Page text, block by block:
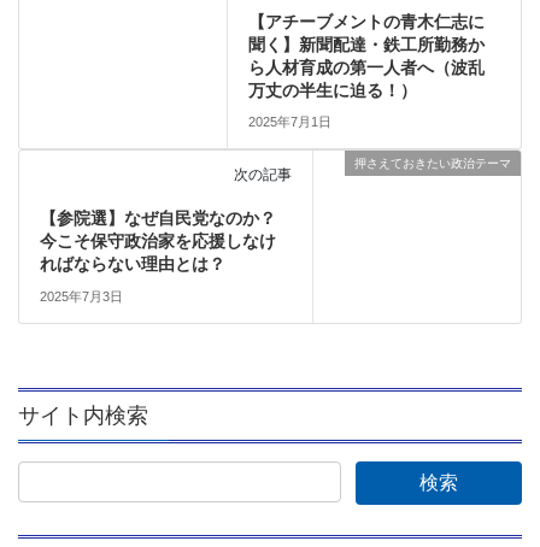
【アチーブメントの青木仁志に
聞く】新聞配達・鉄工所勤務か
ら人材育成の第一人者へ（波乱
万丈の半生に迫る！）
2025年7月1日
押さえておきたい政治テーマ
次の記事
【参院選】なぜ自民党なのか？
今こそ保守政治家を応援しなけ
ればならない理由とは？
2025年7月3日
サイト内検索